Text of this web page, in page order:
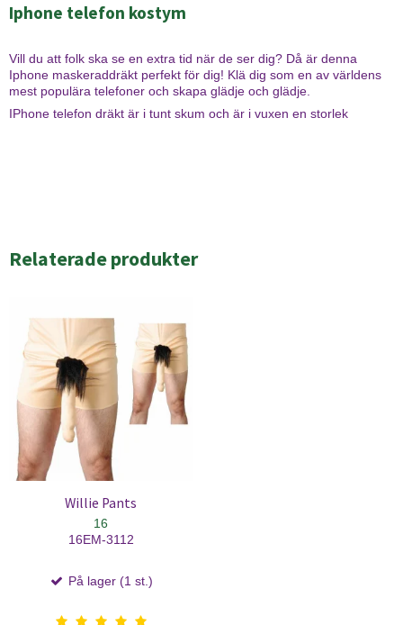
Iphone telefon kostym
Vill du att folk ska se en extra tid när de ser dig? Då är denna
Iphone maskeraddräkt perfekt för dig! Klä dig som en av världens
mest populära telefoner och skapa glädje och glädje.
IPhone telefon dräkt är i tunt skum och är i vuxen en storlek
Relaterade produkter
Willie Pants
16
16EM-3112
På lager (1 st.)